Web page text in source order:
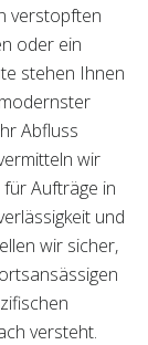
verstopften
oder ein
stehen Ihnen
Abfluss
wir
Aufträge in
und
wir sicher,
versteht.